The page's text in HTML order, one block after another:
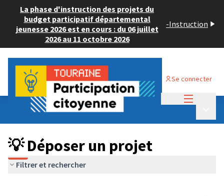
La phase d'instruction des projets du
budget participatif départemental
jeunesse 2026 est en cours : du 06 juillet
2026 au 11 octobre 2026
-Instruction
Se connecter
Budget Participatif ADULTE 2024
💡 Déposer un projet
💡 Déposer un projet
Filtrer et rechercher